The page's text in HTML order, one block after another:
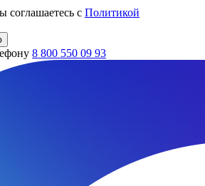
соглашаетесь с Политикой
8 800 550 09 93